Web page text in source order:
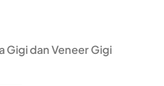
Gigi dan Veneer Gigi